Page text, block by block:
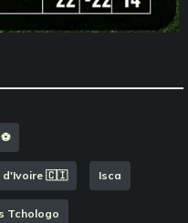
d'Ivoire 🇨🇮 Isca
Tchologo